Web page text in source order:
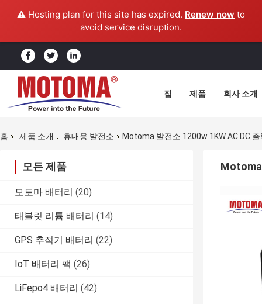
⚠️ Hosting plan for this site has expired. Renew now to
avoid service disruption.
집 제품 회사 소개
홈 제품 소개 휴대용 발전소 Motoma 발전소 1200w 1KW AC DC
모든 제품
모토마 배터리 (20)
태블릿 리튬 배터리 (14)
GPS 추적기 배터리 (22)
IoT 배터리 팩 (26)
LiFepo4 배터리 (42)
Motoma